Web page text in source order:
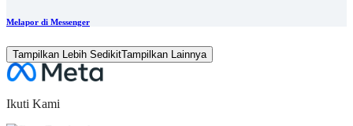
Melapor di Messenger
Tampilkan Lebih SedikitTampilkan Lainnya
Ikuti Kami